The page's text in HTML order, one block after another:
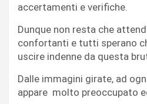
accertamenti e verifiche.
Dunque non resta che
confortanti e tutti sperano
uscire indenne da questa
Dalle immagini girate, ad
appare molto preoccupato